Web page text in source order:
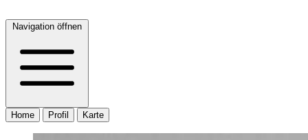
Navigation öffnen
Home Profil Karte